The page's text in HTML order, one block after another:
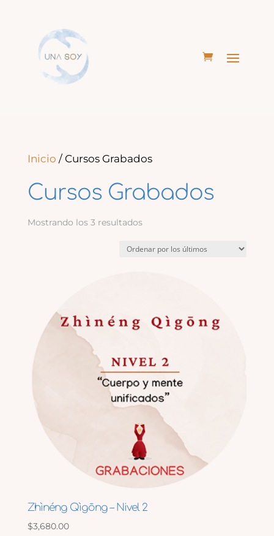
Inicio / Cursos Grabados
Cursos Grabados
Mostrando los 3 resultadosOrdenado
Zhìnéng Qìgōng – Nivel 2
$3,680.00